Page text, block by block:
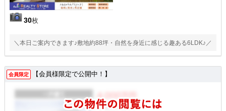
30枚
＼本日ご案内できます♪敷地約88坪・自然を身近に感じる趣ある6LDK♪／
会員限定 【会員様限定で公開中！】